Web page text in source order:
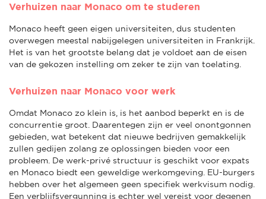
Verhuizen naar Monaco om te studeren
Monaco heeft geen eigen universiteiten, dus studenten
overwegen meestal nabijgelegen universiteiten in Frankrijk.
Het is van het grootste belang dat je voldoet aan de eisen
van de gekozen instelling om zeker te zijn van toelating.
Verhuizen naar Monaco voor werk
Omdat Monaco zo klein is, is het aanbod beperkt en is de
concurrentie groot. Daarentegen zijn er veel onontgonnen
gebieden, wat betekent dat nieuwe bedrijven gemakkelijk
zullen gedijen zolang ze oplossingen bieden voor een
probleem. De werk-privé structuur is geschikt voor expats
en Monaco biedt een geweldige werkomgeving. EU-burgers
hebben over het algemeen geen specifiek werkvisum nodig.
Een verblijfsvergunning is echter wel vereist voor degenen